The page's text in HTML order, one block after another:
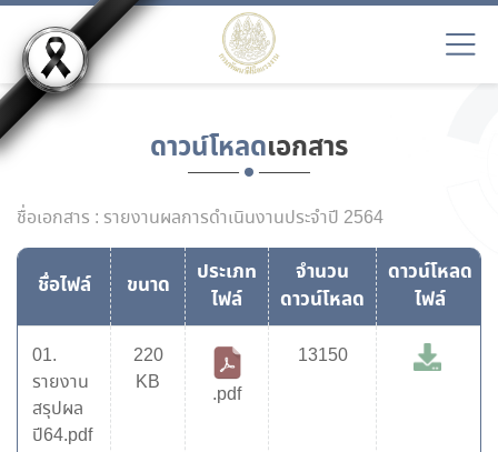
ดาวน์โหลดเอกสาร
ชื่อเอกสาร : รายงานผลการดำเนินงานประจำปี 2564
ชื่อไฟล์ ขนาด
ประเภท
ไฟล์
จำนวน
ดาวน์โหลด
ดาวน์โหลด
ไฟล์
01.
รายงาน
สรุปผล
ปี64.pdf
220
KB
.pdf
13150